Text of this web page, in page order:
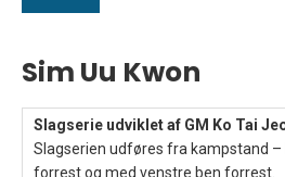
Sim Uu Kwon
Slagserie udviklet af GM Ko Tai
Slagserien udføres fra kampstand –
forrest og med venstre ben forrest.